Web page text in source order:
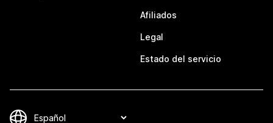
Afiliados
Legal
Estado del servicio